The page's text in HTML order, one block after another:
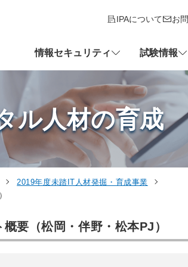
IPAについて
お
情報セキュリティ 試験情報
ル人材の育成
2019年度未踏IT人材発掘・育成事業
要（松岡・伴野・松本PJ）